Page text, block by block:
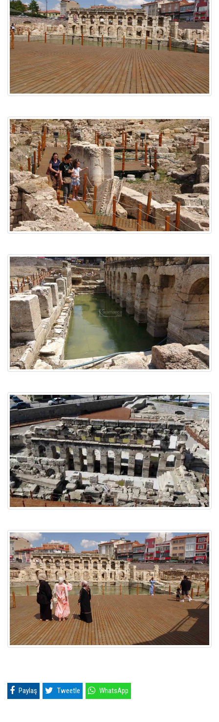
Paylaş Tweetle WhatsApp